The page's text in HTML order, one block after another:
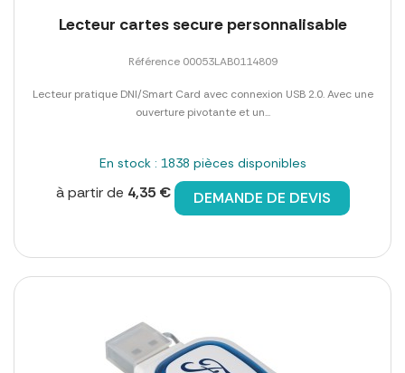
Lecteur cartes secure personnalisable
Référence 00053LAB0114809
Lecteur pratique DNI/Smart Card avec connexion USB 2.0. Avec une
ouverture pivotante et un...
En stock : 1838 pièces disponibles
à partir de 4,35 € DEMANDE DE DEVIS